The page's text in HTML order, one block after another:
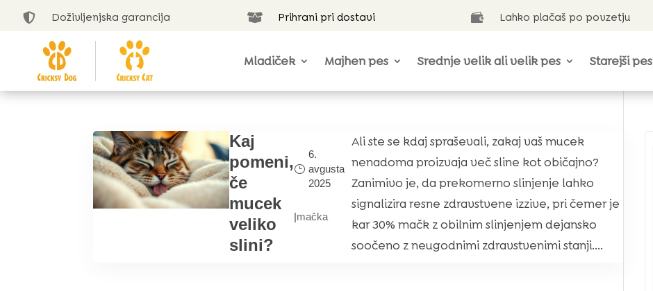
 Doživljenjska garancija  Prihrani pri dostavi  Lahko plačaš po povzetju
Mladiček Majhen pes Srednje velik ali velik pes Starejši pes
Kaj
pomeni,
če
mucek
veliko
slini?
6.
avgusta
2025
|mačka
Ali ste se kdaj spraševali, zakaj vaš mucek
nenadoma proizvaja več sline kot običajno?
Zanimivo je, da prekomerno slinjenje lahko
signalizira resne zdravstvene izzive, pri čemer je
kar 30% mačk z obilnim slinjenjem dejansko
soočeno z neugodnimi zdravstvenimi stanji....